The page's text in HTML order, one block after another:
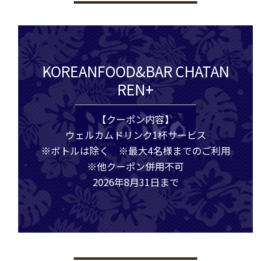
KOREANFOOD&BAR CHATAN
REN+
【クーポン内容】
ウェルカムドリンク1杯サービス
※ボトルは除く ※最大4名様までのご利用
※他クーポン併用不可
2026年8月31日まで